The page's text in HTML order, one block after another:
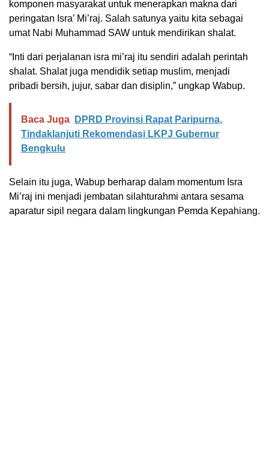
komponen masyarakat untuk menerapkan makna dari
peringatan Isra’ Mi’raj. Salah satunya yaitu kita sebagai
umat Nabi Muhammad SAW untuk mendirikan shalat.
“Inti dari perjalanan isra mi’raj itu sendiri adalah perintah
shalat. Shalat juga mendidik setiap muslim, menjadi
pribadi bersih, jujur, sabar dan disiplin,” ungkap Wabup.
Baca Juga
DPRD Provinsi Rapat Paripurna,
Tindaklanjuti Rekomendasi LKPJ Gubernur
Bengkulu
Selain itu juga, Wabup berharap dalam momentum Isra
Mi’raj ini menjadi jembatan silahturahmi antara sesama
aparatur sipil negara dalam lingkungan Pemda Kepahiang.